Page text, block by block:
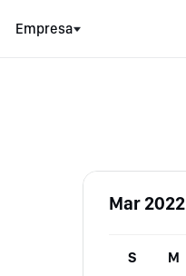
Empresa
Mar 2022
S M